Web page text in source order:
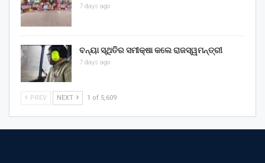
7 days ago
ବନ୍ୟା ସ୍ଥିତିର ସମୀକ୍ଷା କଲେ ରାଜସ୍ୱମନ୍ତ୍ରୀ
7 days ago
PREV NEXT 1 of 5,609